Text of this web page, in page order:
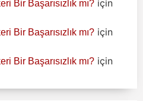
Bir Başarısızlık mı? için
Bir Başarısızlık mı? için
Bir Başarısızlık mı? için